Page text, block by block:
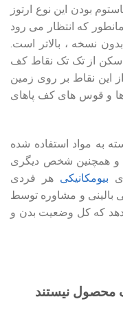
بودن این نوع ارتوز
که انتظار می رود
نسخه ، بالاتر است.
از تک تک نقاط کف
این نقاط بر روی زمین
و قوس های کف پاهای
به مواد استفاده شده
باشد و همچنین شخص دیگری
بیومکانیکی هر فردی
بالینی و مشاوره توسط
که کل وضعیت بدن و
نیستند